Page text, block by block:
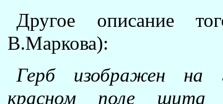
Другое описание
В.Маркова):
Герб изображен на
красном поле щита